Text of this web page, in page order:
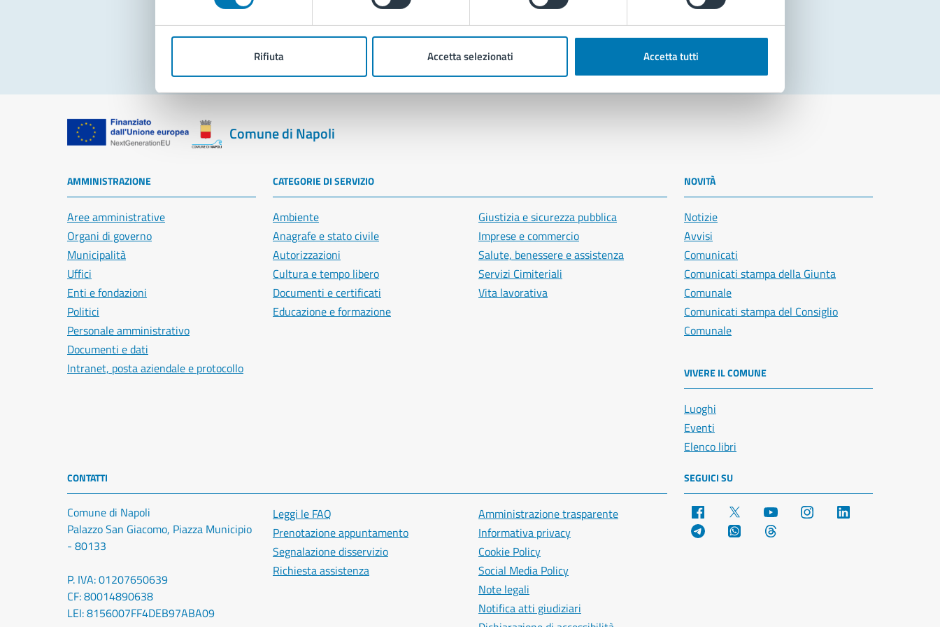
Rifiuta Accetta selezionati Accetta tutti
Segnala disservizio
Comune di Napoli
AMMINISTRAZIONE
Aree amministrative
Organi di governo
Municipalità
Uffici
Enti e fondazioni
Politici
Personale amministrativo
Documenti e dati
Intranet, posta aziendale e protocollo
CATEGORIE DI SERVIZIO
Ambiente
Anagrafe e stato civile
Autorizzazioni
Cultura e tempo libero
Documenti e certificati
Educazione e formazione
Giustizia e sicurezza pubblica
Imprese e commercio
Salute, benessere e assistenza
Servizi Cimiteriali
Vita lavorativa
NOVITÀ
Notizie
Avvisi
Comunicati
Comunicati stampa della Giunta
Comunale
Comunicati stampa del Consiglio
Comunale
VIVERE IL COMUNE
Luoghi
Eventi
Elenco libri
CONTATTI
Comune di Napoli
Palazzo San Giacomo, Piazza Municipio
- 80133
P. IVA: 01207650639
CF: 80014890638
LEI: 8156007FF4DEB97ABA09
Leggi le FAQ
Prenotazione appuntamento
Segnalazione disservizio
Richiesta assistenza
Amministrazione trasparente
Informativa privacy
Cookie Policy
Social Media Policy
Note legali
Notifica atti giudiziari
SEGUICI SU
Facebook YouTube Instagram
Telegram WhatsApp